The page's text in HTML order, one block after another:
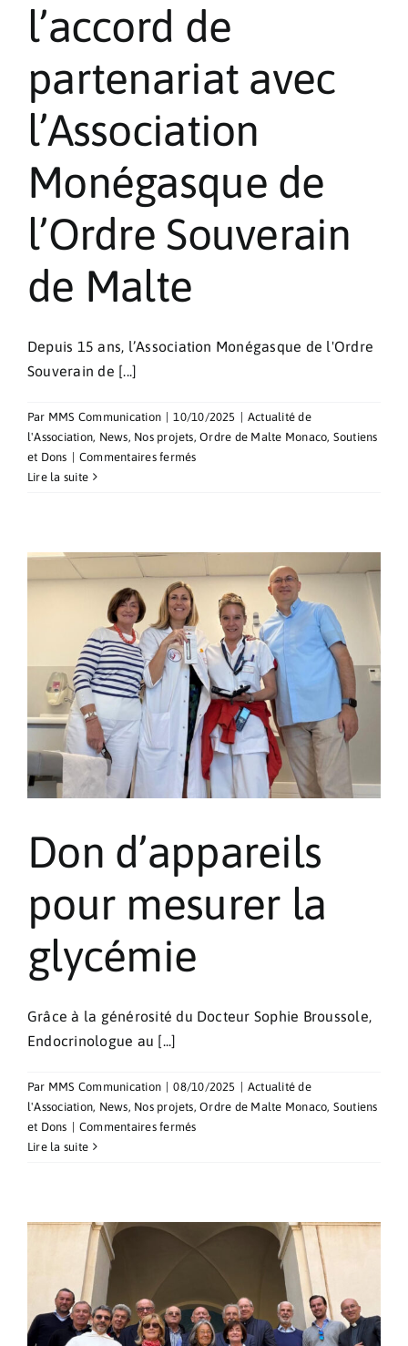
l’accord de
partenariat avec
l’Association
Monégasque de
l’Ordre Souverain
de Malte
Depuis 15 ans, l’Association Monégasque de l'Ordre
Souverain de [...]
Par MMS Communication 10/10/2025
Actualité de
l'Association, News, Nos projets,Ordre de Malte Monaco, Soutiens
et Dons
Commentaires ferméssur
au
Centre
Cardio-
Thoracique
de
Monaco,
grâce
à
l’accord
de
partenariat
avec
l’Association
l’Ordre
Souverain
de
Malte
Lire la suite
Don d’appareils
pour mesurer la
glycémie
Grâce à la générosité du Docteur Sophie Broussole,
Endocrinologue au [...]
Par MMS Communication | 08/10/2025 | Actualité de
l'Association, News, Nos projets,Ordre de Malte Monaco, Soutiens
et Dons | Commentaires ferméssur
la
glycémie
Lire la suite